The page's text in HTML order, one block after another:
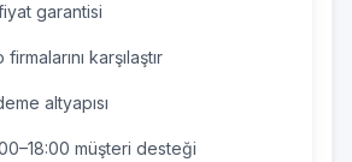
garantisi
karşılaştır
altyapısı
müşteri desteği